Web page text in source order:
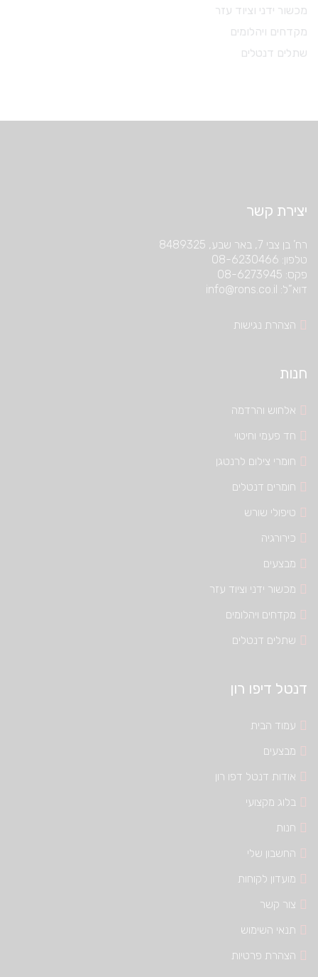
מכשור ידני וציוד עזר
מקדחים ויהלומים
שתלים דנטלים
יצירת קשר
רח’ בן צבי 7, באר שבע, 8489325
טלפון: 08-6230466
פקס: 08-6273945
דוא”ל: info@rons.co.il
הצהרת נגישות
חנות
אלחוש והרדמה
חד פעמי וחיטוי
חומרי צילום לרנטגן
חומרים דנטלים
טיפולי שורש
כירורגיה
מבצעים
מכשור ידני וציוד עזר
מקדחים ויהלומים
שתלים דנטלים
דנטל דיפו רון
עמוד הבית
מבצעים
אודות דנטל דפו רון
בלוג מקצועי
חנות
החשבון שלי
מועדון לקוחות
צור קשר
תנאי השימוש
הצהרת פרטיות